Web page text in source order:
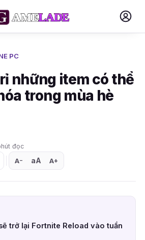
PC
những item có thể
trong mùa hè
đọc
A− aA A+
trở lại Fortnite Reload vào tuần